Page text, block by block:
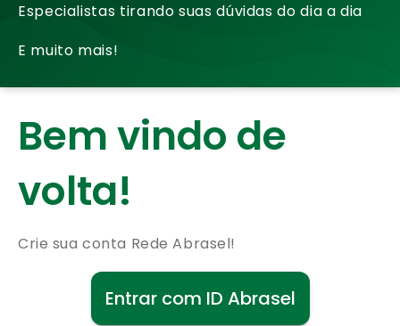
Especialistas tirando suas dúvidas do dia a dia
E muito mais!
Bem vindo de
volta!
Crie sua conta Rede Abrasel!
Entrar com ID Abrasel